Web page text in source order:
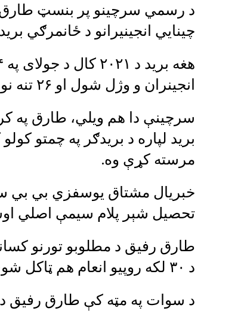
د رسمي سرچینو پر بنسټ طارق
چينايي انجينیرانو د ځانمرګي
انجينران و وژل شول او ۲۶ تنه نور ټپیان شوي وو.
سرچينې دا هم ويلي، طارق په
بريد لپاره د بريدګر په چمتو
مرسته کړې وه.
خبريال مشتاق يوسفزي بي بي
تحصيل شېر پلام سيمې اصلي
طارق رفیق د مطلوبو تورنو
د ۳۰ لکه روپیو انعام هم ټاکل شوی و.
د سوات په مټه کې طارق رفیق د